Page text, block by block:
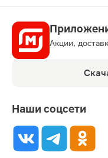
Акции,
Наши соцсети